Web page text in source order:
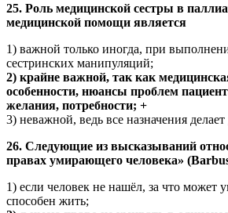
25. Роль медицинской сестры в
медицинской помощи является
1) важной только иногда, при
сестринских манипуляций;
2) крайне важной, так как
особенности, нюансы проблем
желания, потребности; +
3) неважной, ведь все назначения делает
26. Следующие из высказываний
правах умирающего человека»
1) если человек не нашёл, за что может
способен жить;